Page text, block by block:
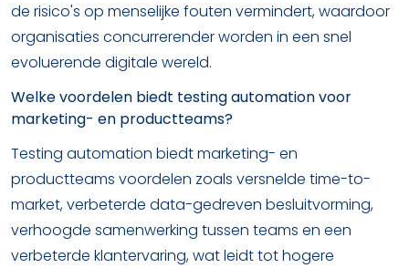
de risico's op menselijke fouten vermindert, waardoor
organisaties concurrerender worden in een snel
evoluerende digitale wereld.
Welke voordelen biedt testing automation voor
marketing- en productteams?
Testing automation biedt marketing- en
productteams voordelen zoals versnelde time-to-
market, verbeterde data-gedreven besluitvorming,
verhoogde samenwerking tussen teams en een
verbeterde klantervaring, wat leidt tot hogere